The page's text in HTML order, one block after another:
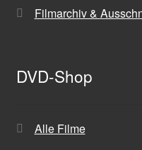
Filmarchiv &
DVD-Shop
Alle Filme